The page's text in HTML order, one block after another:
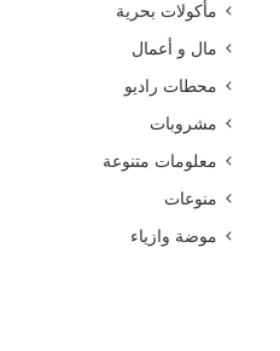
مأكولات بحرية
مال و أعمال
محطات راديو
مشروبات
معلومات متنوعة
منوعات
موضة وازياء